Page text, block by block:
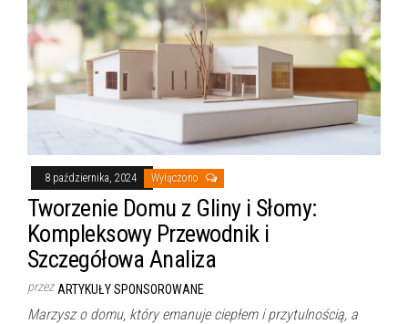
8 października, 2024 Wyłączono
Tworzenie Domu z Gliny i Słomy:
Kompleksowy Przewodnik i
Szczegółowa Analiza
przez ARTYKUŁY SPONSOROWANE
Marzysz o domu, który emanuje ciepłem i przytulnością, a